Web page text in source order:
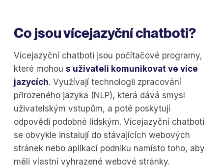
Co jsou vícejazyční chatboti?
Vícejazyční chatboti jsou počítačové programy,
které mohou s uživateli komunikovat ve více
jazycích. Využívají technologii zpracování
přirozeného jazyka (NLP), která dává smysl
uživatelským vstupům, a poté poskytují
odpovědi podobné lidským. Vícejazyční chatboti
se obvykle instalují do stávajících webových
stránek nebo aplikací podniku namísto toho, aby
měli vlastní vyhrazené webové stránky.